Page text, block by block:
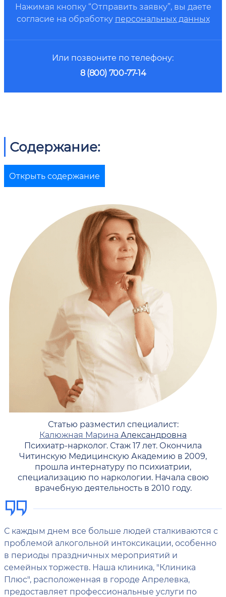
Нажимая кнопку “Отправить заявку”, вы даете
согласие на обработку персональных данных
Или позвоните по телефону:
8 (800) 700-77-14
Содержание:
Открыть содержание
Статью разместил специалист:
Калюжная Марина Александровна
Психиатр-нарколог. Стаж 17 лет. Окончила
Читинскую Медицинскую Академию в 2009,
прошла интернатуру по психиатрии,
специализацию по наркологии. Начала свою
врачебную деятельность в 2010 году.
С каждым днем все больше людей сталкиваются с
проблемой алкогольной интоксикации, особенно
в периоды праздничных мероприятий и
семейных торжеств. Наша клиника, "Клиника
Плюс", расположенная в городе Апрелевка,
предоставляет профессиональные услуги по